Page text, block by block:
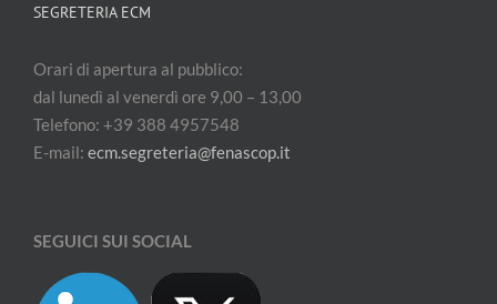
SEGRETERIA ECM
Orari di apertura al pubblico:
dal lunedì al venerdì ore 9,00 – 13,00
Telefono: +39 388 4957548
E-mail: ecm.segreteria@fenascop.it
SEGUICI SUI SOCIAL